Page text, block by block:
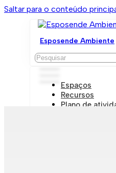
Saltar para o conteúdo
Esposende Ambiente
Pesquisar
Espaços
Recursos
Plano de